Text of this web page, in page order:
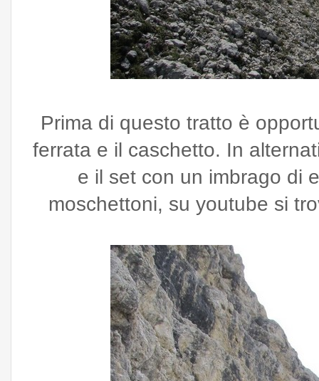
Prima di questo tratto è
ferrata e il caschetto. In
e il set con un imbrago di
moschettoni, su youtube si